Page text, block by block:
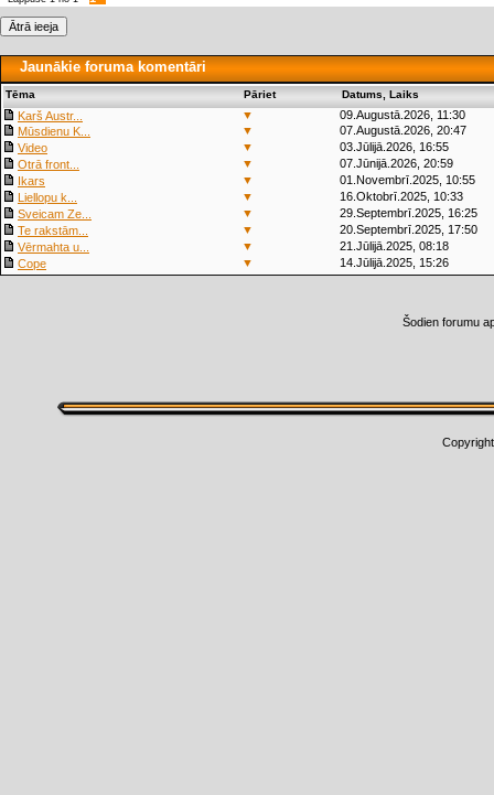
Jaunākie foruma komentāri
Tēma Pāriet Datums, Laiks
Karš Austr... ▼
09.Augustā.2026, 11:30
Mūsdienu K...
▼
07.Augustā.2026, 20:47
Video
▼
03.Jūlijā.2026, 16:55
Otrā front...
▼
07.Jūnijā.2026, 20:59
Ikars
▼
01.Novembrī.2025, 10:55
Liellopu k...
▼
16.Oktobrī.2025, 10:33
Sveicam Ze...
▼
29.Septembrī.2025, 16:25
Te rakstām...
▼
20.Septembrī.2025, 17:50
Vērmahta u...
▼
21.Jūlijā.2025, 08:18
Cope
▼ 14.Jūlijā.2025, 15:26
Šodien forumu